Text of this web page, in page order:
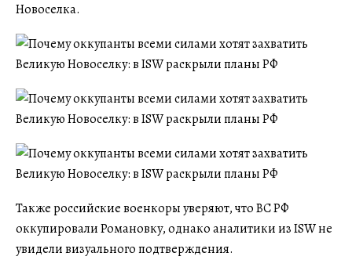
Новоселка.
Также российские военкоры уверяют, что ВС РФ
оккупировали Романовку, однако аналитики из ISW не
увидели визуального подтверждения.